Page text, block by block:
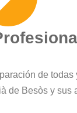
de todas
de Besòs y sus